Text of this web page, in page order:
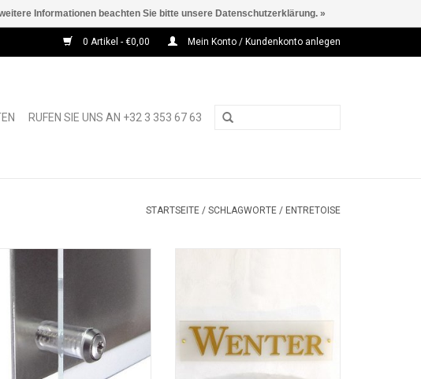
0 Artikel - €0,00 Mein Konto / Kundenkonto anlegen
RUFEN SIE UNS AN +32 3 353 67 63
STARTSEITE / SCHLAGWORTE / ENTRETOISE
ZUM WARENKORB HINZUFÜGEN
Informationen beachten Sie bitte unsere Datenschutzerklärung. »